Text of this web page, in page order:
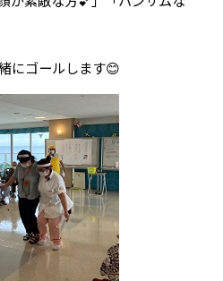
にゴールします😊